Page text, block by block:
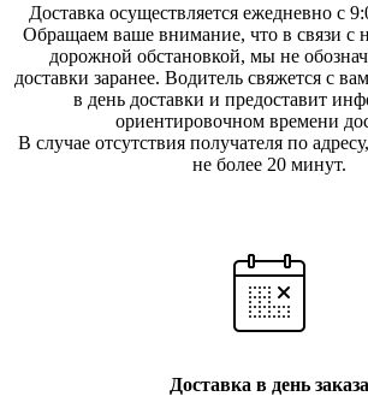
Доставка осуществляется ежедневно с
Обращаем ваше внимание, что в связи с
дорожной обстановкой, мы не
доставки заранее. Водитель свяжется с
в день доставки и предоставит
ориентировочном времени
В случае отсутствия получателя по ад
не более 20 минут.
Доставка в день заказа